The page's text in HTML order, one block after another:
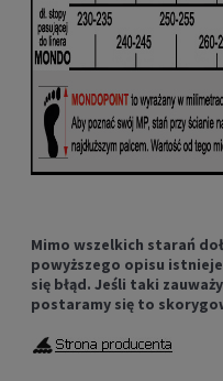
Mimo wszelkich starań
powyższego opisu
się błąd. Jeśli taki
postaramy się to